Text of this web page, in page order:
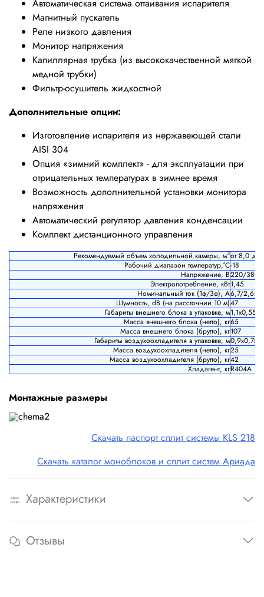
Автоматическая система оттаивания испарителя
Магнитный пускатель
Реле низкого давления
Монитор напряжения
Капиллярная трубка (из высококачественной мягкой
медной трубки)
Фильтр-осушитель жидкостной
Дополнительные опции:
Изготовление испарителя из нержавеющей стали
AISI 304
Опция «зимний комплект» - для эксплуатации при
отрицательных температурах в зимнее время
Возможность дополнительной установки монитора
напряжения
Автоматический регулятор давления конденсации
Комплект дистанционного управления
Рекомендуемый объем холодильной камеры, м3от 8,0 до
Рабочий диапазон температур,°С-18
Напряжение, В220/380
Электропотребление, кВт1,45
Номинальный ток (1ф/3ф), А6,7/2,65
Шумность, dB (на рассточнии 10 м)47
Габариты внешнего блока в упаковке, м
Масса внешнего блока (нетто), кг65
Масса внешнего блока (брутто), кг107
Габариты воздухоохладителя в упаковке, м
Масса воздухоохладителя (нетто), кг25
Масса воздухоохладителя (брутто), кг42
Хладагент, кгR404A
Монтажные размеры
Скачать паспорт сплит системы KLS 218
Скачать каталог моноблоков и сплит систем Ариада
Характеристики
Отзывы